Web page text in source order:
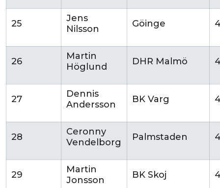
25
Jens
Nilsson
Göinge
26
Martin
Höglund
DHR Malmö
27
Dennis
Andersson
BK Varg
28
Ceronny
Vendelborg
Palmstaden
29
Martin
Jonsson
BK Skoj